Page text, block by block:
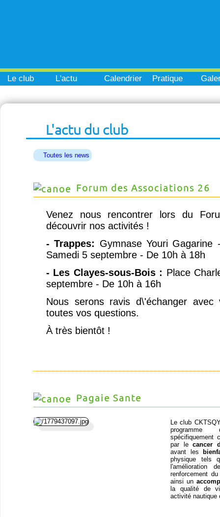
Le club L'actu Calendrier Pratique
L'actu du club
Toutes les news
Forum des Associations 26
Venez nous rencontrer lors du
découvrir nos activités !
- Trappes: Gymnase Youri
Samedi 5 septembre - De 10h à 18h
- Les Clayes-sous-Bois : Place
septembre - De 10h à 16h
Nous serons ravis d\'échanger
toutes vos questions.
À très bientôt !
Pagaie Sante
Le club
spécifiquement
par lecancer
avant les
physique tels
l'amélioration
renforcement
ainsi un
la qualité de
activité nautique